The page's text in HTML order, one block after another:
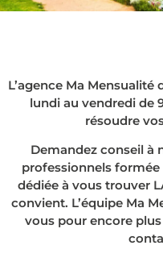
agence
L’agence Ma
lundi au vendredi de
résoudre
Demandez conseil à
professionnels
dédiée à vous trouver
convient. L’équipe Ma
vous pour encore